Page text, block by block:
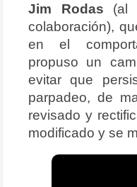
Jim Rodas (al
colaboración),
en el
propuso un
evitar que
parpadeo, de
revisado y
modificado y se